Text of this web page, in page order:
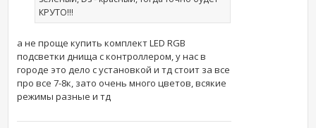
КРУТО!!!
а не проще купить комплект LED RGB
подсветки днища с контроллером, у нас в
городе это дело с установкой и тд стоит за все
про все 7-8к, зато очень много цветов, всякие
режимы разные и тд